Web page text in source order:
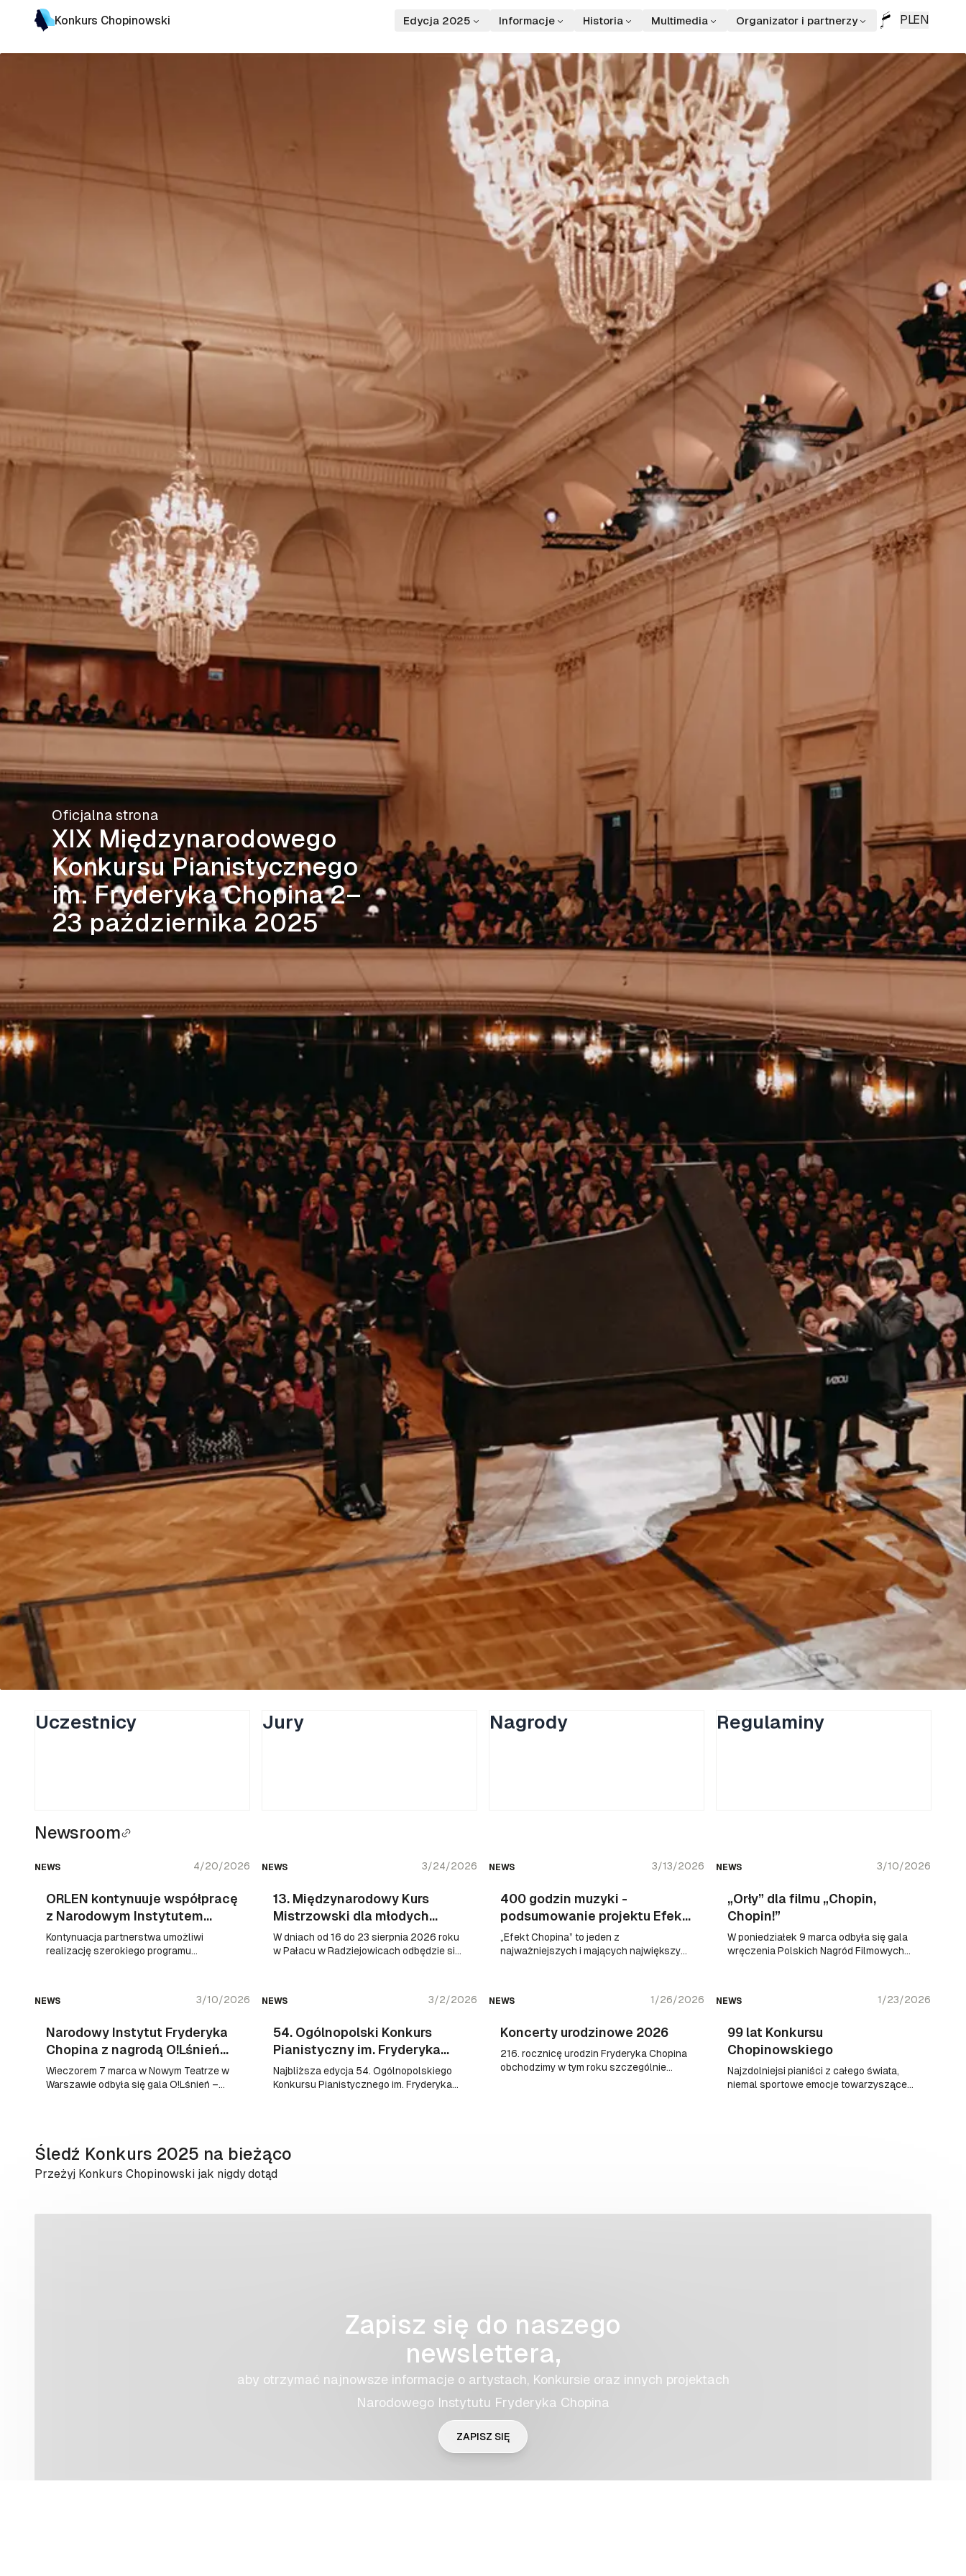
Konkurs Chopinowski Edycja 2025 Informacje Historia Multimedia Organizator i partnerzy PLEN
Oficjalna strona
XIX Międzynarodowego
Konkursu Pianistycznego
im. Fryderyka Chopina 2–
23 października 2025
Uczestnicy Jury Nagrody Regulaminy
Newsroom
NEWS 4/20/2026
ORLEN kontynuuje współpracę
z Narodowym Instytutem
Fryderyka Chopina
Kontynuacja partnerstwa umożliwi
realizację szerokiego programu
NEWS 3/24/2026
13. Międzynarodowy Kurs
Mistrzowski dla młodych
pianistów w Radziejowicach
W dniach od 16 do 23 sierpnia 2026 roku
w Pałacu w Radziejowicach odbędzie się
Fryderyka Chopina we współpracy z
Radziejowicach.
NEWS 3/13/2026
400 godzin muzyki -
podsumowanie projektu Efekt
Chopina
„Efekt Chopina” to jeden z
najważniejszych i mających największy
Chopina w Warszawie.
NEWS 3/10/2026
„Orły” dla filmu „Chopin,
Chopin!”
W poniedziałek 9 marca odbyła się gala
wręczenia Polskich Nagród Filmowych
NEWS 3/10/2026
Narodowy Instytut Fryderyka
Chopina z nagrodą O!Lśnień
2026!
Wieczorem 7 marca w Nowym Teatrze w
Warszawie odbyła się gala O!Lśnień –
NEWS 3/2/2026
54. Ogólnopolski Konkurs
Pianistyczny im. Fryderyka
Chopina
Najbliższa edycja 54. Ogólnopolskiego
Konkursu Pianistycznego im. Fryderyka
NEWS 1/26/2026
Koncerty urodzinowe 2026
216. rocznicę urodzin Fryderyka Chopina
obchodzimy w tym roku szczególnie
NEWS 1/23/2026
99 lat Konkursu
Chopinowskiego
Najzdolniejsi pianiści z całego świata,
niemal sportowe emocje towarzyszące
Śledź Konkurs 2025 na bieżąco
Przeżyj Konkurs Chopinowski jak nigdy dotąd
Blog Kurier Chopinowski Ankieta chopinowska
Zapisz się do naszego
newslettera,
aby otrzymać najnowsze informacje o artystach, Konkursie oraz innych projektach
Narodowego Instytutu Fryderyka Chopina
ZAPISZ SIĘ